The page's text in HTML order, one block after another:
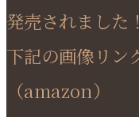
発売されました！
下記の画像リン
（amazon）